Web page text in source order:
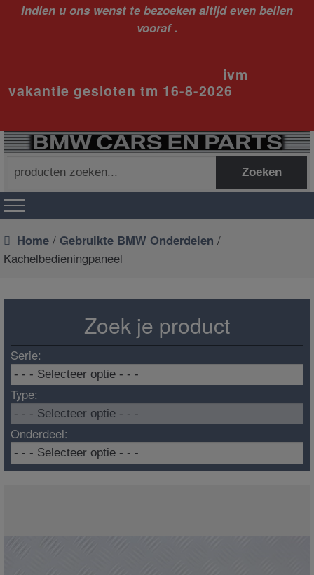
Indien u ons wenst te bezoeken altijd even bellen
vooraf .
ivm
vakantie gesloten tm 16-8-2026
naar:
Zoeken
Home / Gebruikte BMW Onderdelen /
Kachelbedieningpaneel
Zoek je product
Serie:
Type:
Onderdeel: